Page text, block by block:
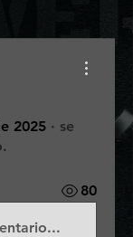
2025 · se
80